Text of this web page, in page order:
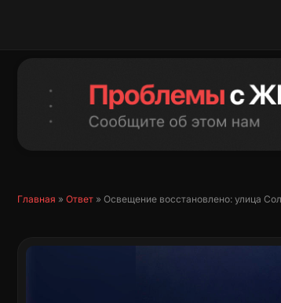
Главная » Ответ » Освещение восстановлено: улица